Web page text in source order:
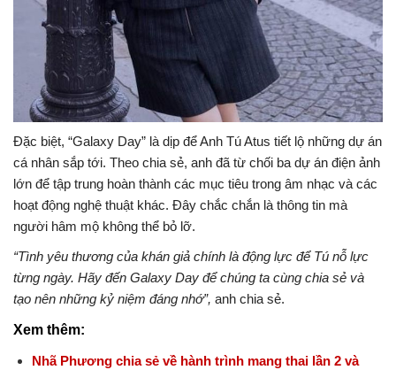
Đặc biệt, “Galaxy Day” là dịp để Anh Tú Atus tiết lộ những dự án
cá nhân sắp tới. Theo chia sẻ, anh đã từ chối ba dự án điện ảnh
lớn để tập trung hoàn thành các mục tiêu trong âm nhạc và các
hoạt động nghệ thuật khác. Đây chắc chắn là thông tin mà
người hâm mộ không thể bỏ lỡ.
“Tình yêu thương của khán giả chính là động lực để Tú nỗ lực
từng ngày. Hãy đến Galaxy Day để chúng ta cùng chia sẻ và
tạo nên những kỷ niệm đáng nhớ”, anh chia sẻ.
Xem thêm:
Nhã Phương chia sẻ về hành trình mang thai lần 2 và